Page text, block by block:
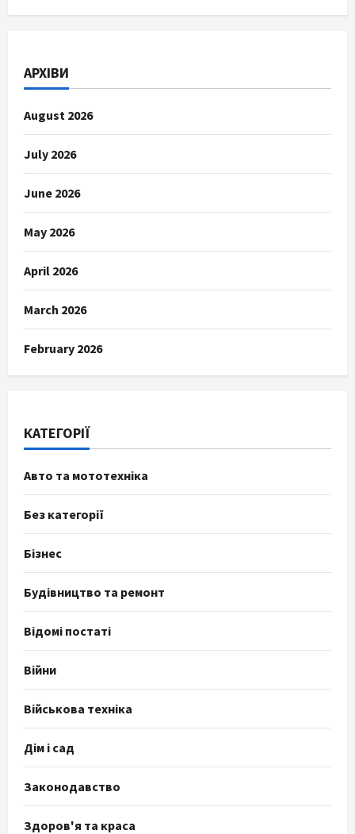
АРХІВИ
August 2026
July 2026
June 2026
May 2026
April 2026
March 2026
February 2026
КАТЕГОРІЇ
Авто та мототехніка
Без категорії
Бізнес
Будівництво та ремонт
Відомі постаті
Війни
Військова техніка
Дім і сад
Законодавство
Здоров'я та краса